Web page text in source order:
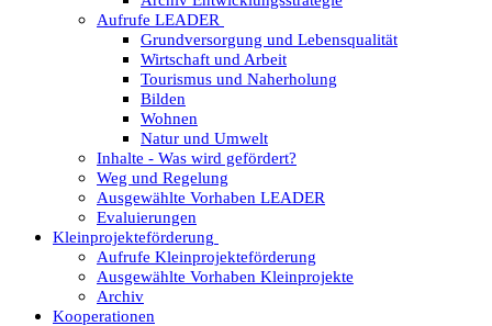
Aufrufe LEADER
Grundversorgung und Lebensqualität
Wirtschaft und Arbeit
Tourismus und Naherholung
Bilden
Wohnen
Natur und Umwelt
Inhalte - Was wird gefördert?
Weg und Regelung
Ausgewählte Vorhaben LEADER
Evaluierungen
Kleinprojekteförderung
Aufrufe Kleinprojekteförderung
Ausgewählte Vorhaben Kleinprojekte
Archiv
Kooperationen